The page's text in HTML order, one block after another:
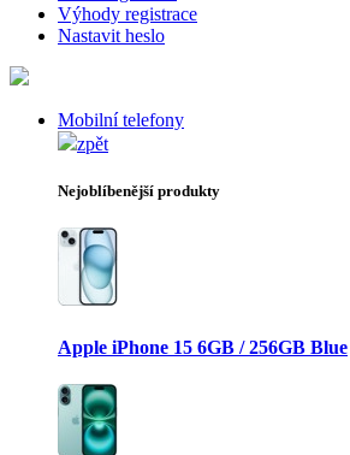
Výhody registrace
Nastavit heslo
Mobilní telefony
zpět
Nejoblíbenější produkty
Apple iPhone 15 6GB / 256GB Blue